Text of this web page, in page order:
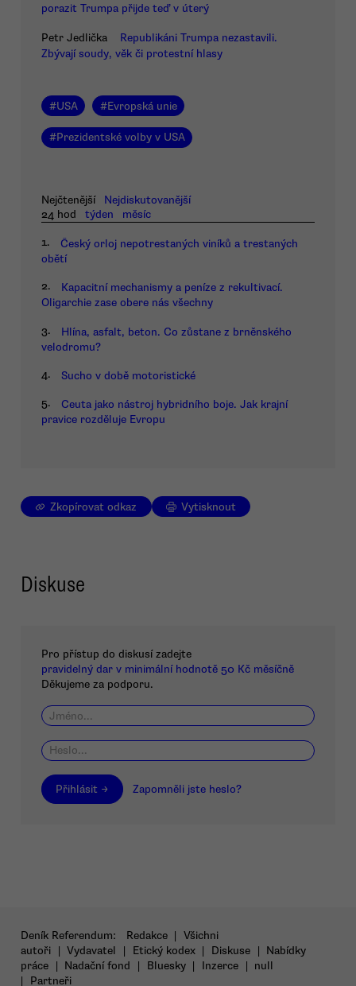
porazit Trumpa přijde teď v úterý
Petr Jedlička
Republikáni Trumpa nezastavili.
Zbývají soudy, věk či protestní hlasy
#USA #Evropská unie
#Prezidentské volby v USA
Nejčtenější
Nejdiskutovanější
24 hod
týden měsíc
1.
Český orloj nepotrestaných viníků a trestaných
obětí
2.
Kapacitní mechanismy a peníze z rekultivací.
Oligarchie zase obere nás všechny
3.
Hlína, asfalt, beton. Co zůstane z brněnského
velodromu?
4. Sucho v době motoristické
5.
Ceuta jako nástroj hybridního boje. Jak krajní
pravice rozděluje Evropu
Zkopírovat odkaz Vytisknout
Diskuse
Pro přístup do diskusí zadejte
pravidelný dar v minimální hodnotě 50 Kč měsíčně
Děkujeme za podporu.
Přihlásit → Zapomněli jste heslo?
Deník Referendum: Redakce | Všichni
autoři | Vydavatel | Etický kodex | Diskuse | Nabídky
práce | Nadační fond | Bluesky | Inzerce | null
|
Partneři